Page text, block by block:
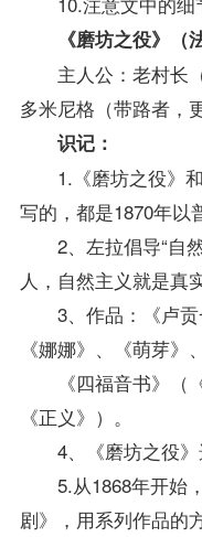
《磨坊之役》（
主人公：老村长（
多米尼格（带路者，
识记：
1.《磨坊之役》和
写的，都是1870年以
2、左拉倡导“自然
人，自然主义就是真实
3、作品：《卢贡
《娜娜》、《萌芽》
《四福音书》（《
《正义》）。
4、《磨坊之役》
5.从1868年开始，
剧》，用系列作品的